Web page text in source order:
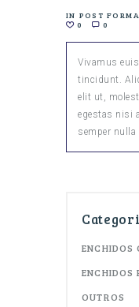
IN POST
0
0
Vivamus
tincidunt.
elit ut,
egestas nisi
semper nulla
ENCHIDOS
ENCHIDOS
OUTROS